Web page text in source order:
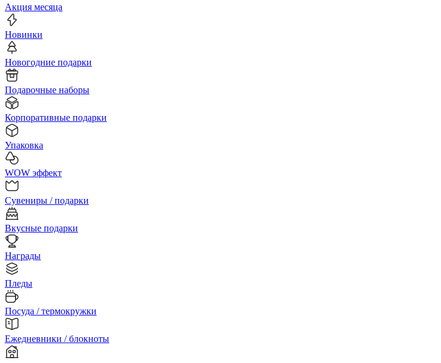
Акция месяца
Новинки
Новогодние подарки
Подарочные наборы
Корпоративные подарки
Упаковка
WOW эффект
Сувениры / подарки
Вкусные подарки
Награды
Пледы
Посуда / термокружки
Ежедневники / блокноты